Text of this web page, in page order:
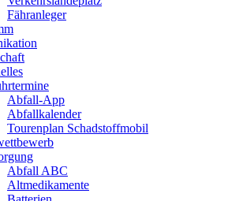
Fähranleger
Abfall-App
Abfallkalender
Tourenplan Schadstoffmobil
Abfall ABC
Altmedikamente